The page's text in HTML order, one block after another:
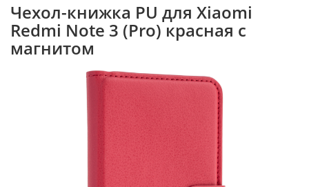
Чехол-книжка PU для Xiaomi
Redmi Note 3 (Pro) красная с
магнитом